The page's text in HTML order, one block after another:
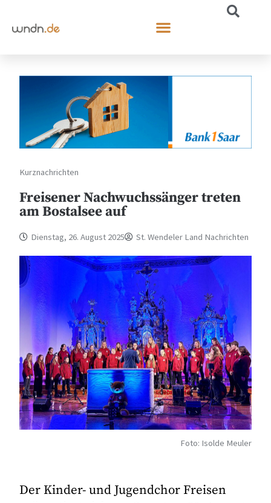
Kurznachrichten
Freisener Nachwuchssänger treten
am Bostalsee auf
Dienstag, 26. August 2025 St. Wendeler Land Nachrichten
Foto: Isolde Meuler
Der Kinder- und Jugendchor Freisen